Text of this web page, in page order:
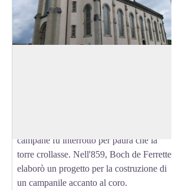
campane fu interrotto per paura che la
torre crollasse. Nell'859, Boch de Ferrette
elaborò un progetto per la costruzione di
un campanile accanto al coro.